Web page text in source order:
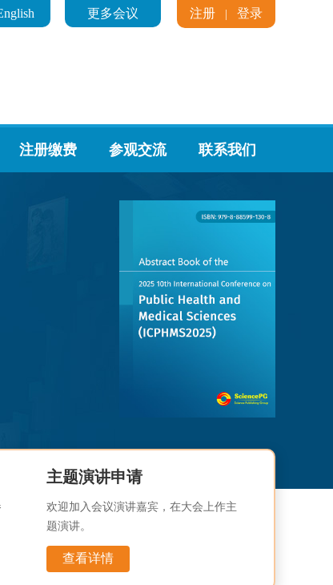
注册 登录
更多会议
注册缴费 参观交流 联系我们
主题演讲申请
欢迎加入会议演讲嘉宾，在大会上作主
题演讲。
查看详情